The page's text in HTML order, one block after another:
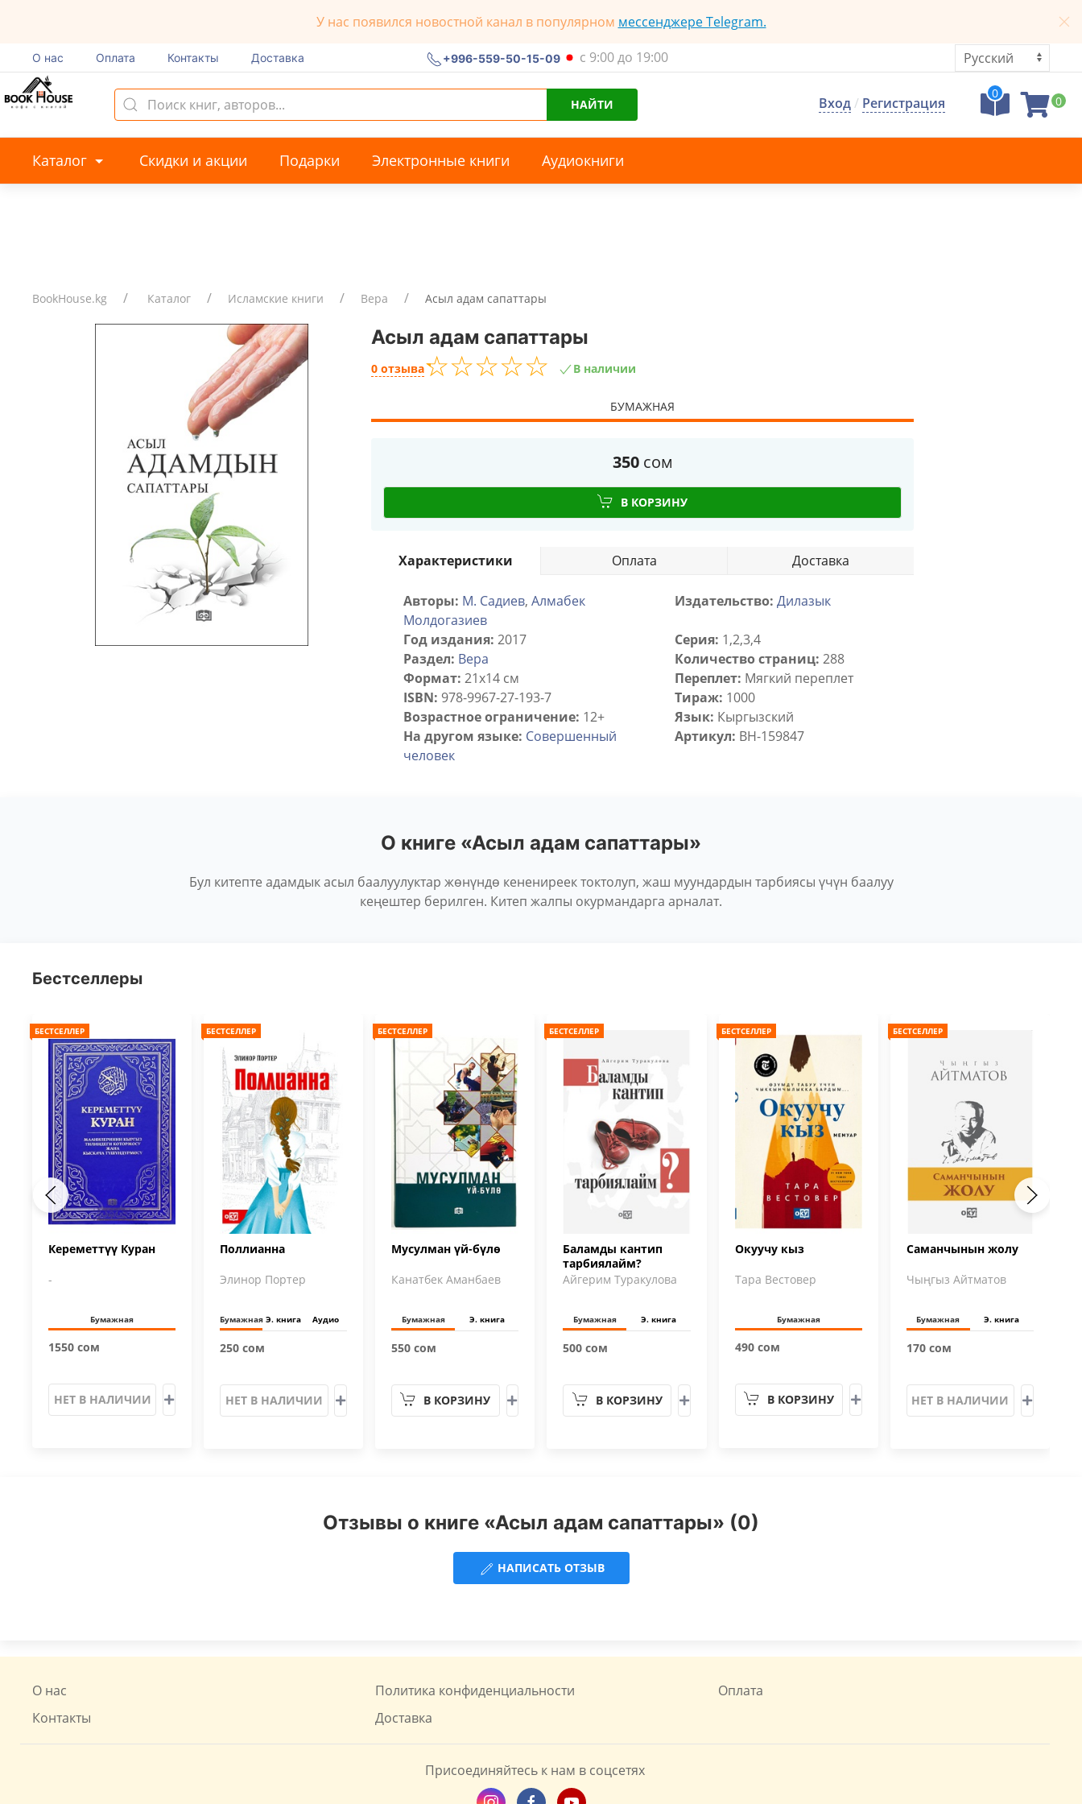
У нас появился новостной канал в популярном мессенджере Telegram.
О нас Оплата Контакты Доставка +996-559-50-15-09 с 9:00 до 19:00
НАЙТИ Вход/ Регистрация
0
0
Каталог Скидки и акции Подарки Электронные книги Аудиокниги
BookHouse.kg Каталог Исламские книги Вера Асыл адам сапаттары
Асыл адам сапаттары
0 отзыва☆☆☆☆☆
★★★★★ В наличии
БУМАЖНАЯ
350 сом
В КОРЗИНУ
Характеристики Оплата Доставка
Авторы: М. Садиев,Алмабек
Молдогазиев
Издательство: Дилазык
Год издания: 2017 Серия: 1,2,3,4
Раздел: Вера Количество страниц: 288
Формат: 21x14 см Переплет: Мягкий переплет
ISBN: 978-9967-27-193-7 Тираж: 1000
Возрастное ограничение: 12+ Язык: Кыргызский
На другом языке: Совершенный
человек
Артикул: BH-159847
О книге «Асыл адам сапаттары»
Бул китепте адамдык асыл баалуулуктар жөнүндө кенениреек токтолуп, жаш муундардын тарбиясы үчүн баалуу
кеңештер берилген. Китеп жалпы окурмандарга арналат.
Бестселлеры
БЕСТСЕЛЛЕР
Кереметтүү Куран
-
Бумажная
1550 сом
НЕТ В НАЛИЧИИ
БЕСТСЕЛЛЕР
Поллианна
Элинор Портер
Бумажная Э. книга Аудио
250 сом
НЕТ В НАЛИЧИИ
БЕСТСЕЛЛЕР
Мусулман үй-бүлө
Канатбек Аманбаев
Бумажная Э. книга
550 сом
В КОРЗИНУ
БЕСТСЕЛЛЕР
Баламды кантип
тарбиялайм?
Айгерим Туракулова
Бумажная Э. книга
500 сом
В КОРЗИНУ
БЕСТСЕЛЛЕР
Окуучу кыз
Тара Вестовер
Бумажная
490 сом
В КОРЗИНУ
БЕСТСЕЛЛЕР
Саманчынын жолу
Чыңгыз Айтматов
Бумажная Э. книга
170 сом
НЕТ В НАЛИЧИИ
Отзывы о книге «Асыл адам сапаттары» (0)
НАПИСАТЬ ОТЗЫВ
О нас Политика конфиденциальности
Оплата
Контакты
Доставка
Присоединяйтесь к нам в соцсетях